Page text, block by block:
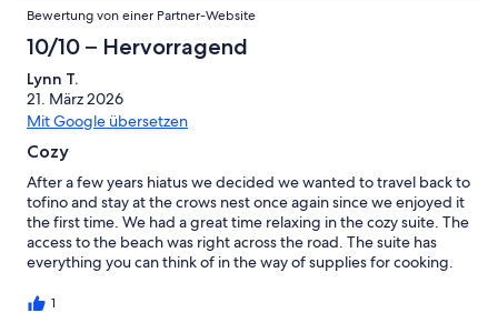
Bewertung von einer Partner-Website
10/10 – Hervorragend
Lynn T.
21. März 2026
Mit Google übersetzen
Cozy
After a few years hiatus we decided we wanted to travel back to
tofino and stay at the crows nest once again since we enjoyed it
the first time. We had a great time relaxing in the cozy suite. The
access to the beach was right across the road. The suite has
everything you can think of in the way of supplies for cooking.
once!
1